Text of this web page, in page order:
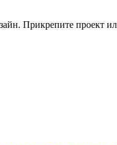
Прикрепите проект